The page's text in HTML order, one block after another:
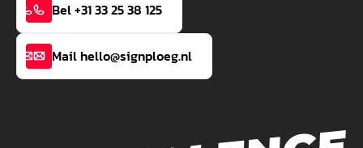
Bel +31 33 25 38 125
Mail hello@signploeg.nl